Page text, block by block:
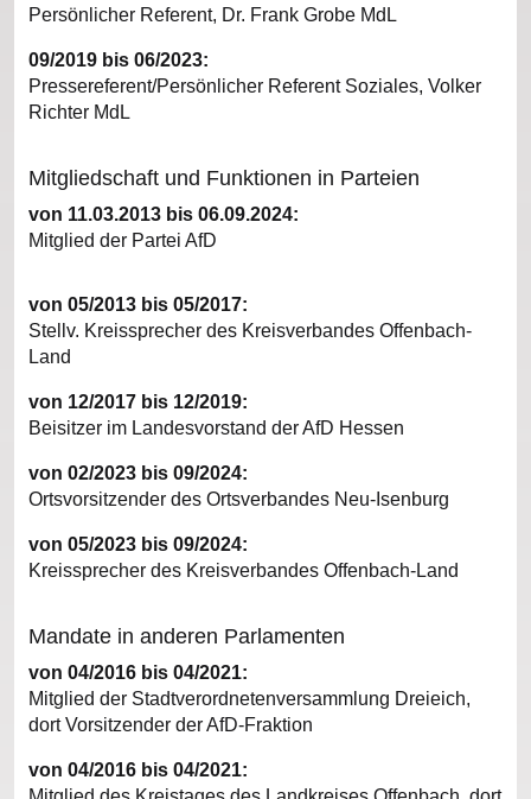
Persönlicher Referent, Dr. Frank Grobe MdL
09/2019 bis 06/2023:
Pressereferent/Persönlicher Referent Soziales, Volker
Richter MdL
Mitgliedschaft und Funktionen in Parteien
von 11.03.2013 bis 06.09.2024:
Mitglied der Partei AfD
von 05/2013 bis 05/2017:
Stellv. Kreissprecher des Kreisverbandes Offenbach-
Land
von 12/2017 bis 12/2019:
Beisitzer im Landesvorstand der AfD Hessen
von 02/2023 bis 09/2024:
Ortsvorsitzender des Ortsverbandes Neu-Isenburg
von 05/2023 bis 09/2024:
Kreissprecher des Kreisverbandes Offenbach-Land
Mandate in anderen Parlamenten
von 04/2016 bis 04/2021:
Mitglied der Stadtverordnetenversammlung Dreieich,
dort Vorsitzender der AfD-Fraktion
von 04/2016 bis 04/2021: